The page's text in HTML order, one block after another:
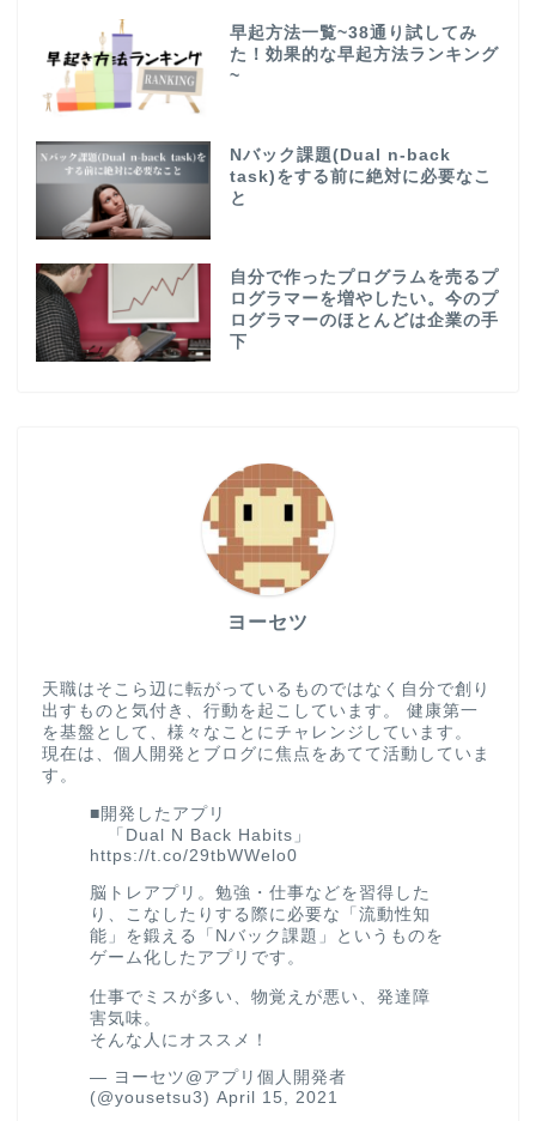
早起方法一覧~38通り試してみ
た！効果的な早起方法ランキング
~
Nバック課題(Dual n-back
task)をする前に絶対に必要なこ
と
自分で作ったプログラムを売るプ
ログラマーを増やしたい。今のプ
ログラマーのほとんどは企業の手
下
ヨーセツ
天職はそこら辺に転がっているものではなく自分で創り
出すものと気付き、行動を起こしています。 健康第一
を基盤として、様々なことにチャレンジしています。
現在は、個人開発とブログに焦点をあてて活動していま
す。
■開発したアプリ
「Dual N Back Habits」
https://t.co/29tbWWelo0
脳トレアプリ。勉強・仕事などを習得した
り、こなしたりする際に必要な「流動性知
能」を鍛える「Nバック課題」というものを
ゲーム化したアプリです。
仕事でミスが多い、物覚えが悪い、発達障
害気味。
そんな人にオススメ！
— ヨーセツ@アプリ個人開発者
(@yousetsu3) April 15, 2021